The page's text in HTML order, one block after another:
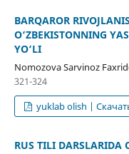
BARQAROR
O‘ZBEKISTONNING
YO‘LI
Nomozova Sarvinoz
321-324
yuklab olish |
RUS TILI DARSLARIDA